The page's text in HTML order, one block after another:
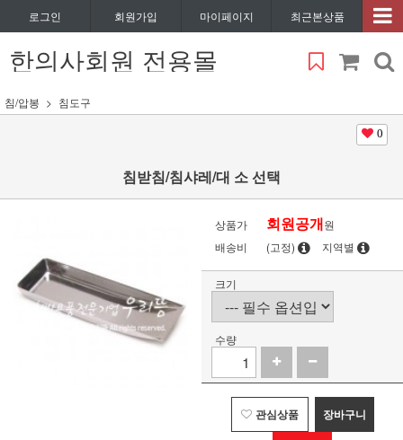
로그인 회원가입 마이페이지 최근본상품
한의사회원 전용몰
침/압봉 침도구
0
침받침/침샤레/대 소 선택
상품가 회원공개원
배송비
(고정) 지역별
크기
수량
관심상품 장바구니